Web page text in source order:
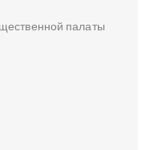
палаты